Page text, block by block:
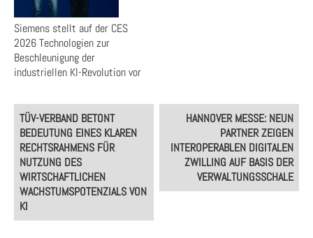
Siemens stellt auf der CES
2026 Technologien zur
Beschleunigung der
industriellen KI-Revolution vor
Post
navigation
TÜV-VERBAND BETONT
BEDEUTUNG EINES KLAREN
RECHTSRAHMENS FÜR
NUTZUNG DES
WIRTSCHAFTLICHEN
WACHSTUMSPOTENZIALS VON
KI
HANNOVER MESSE: NEUN
PARTNER ZEIGEN
INTEROPERABLEN DIGITALEN
ZWILLING AUF BASIS DER
VERWALTUNGSSCHALE